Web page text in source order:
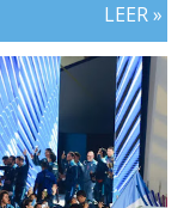
LEER »